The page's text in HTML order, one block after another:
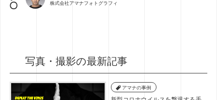
株式会社アマナフォトグラフィ
写真・撮影の最新記事
アマナの事例